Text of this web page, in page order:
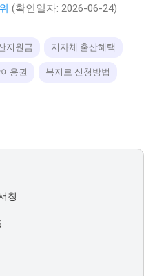
(확인일자: 2026-06-24)
지원금 지자체 출산혜택
용권 복지로 신청방법
칭